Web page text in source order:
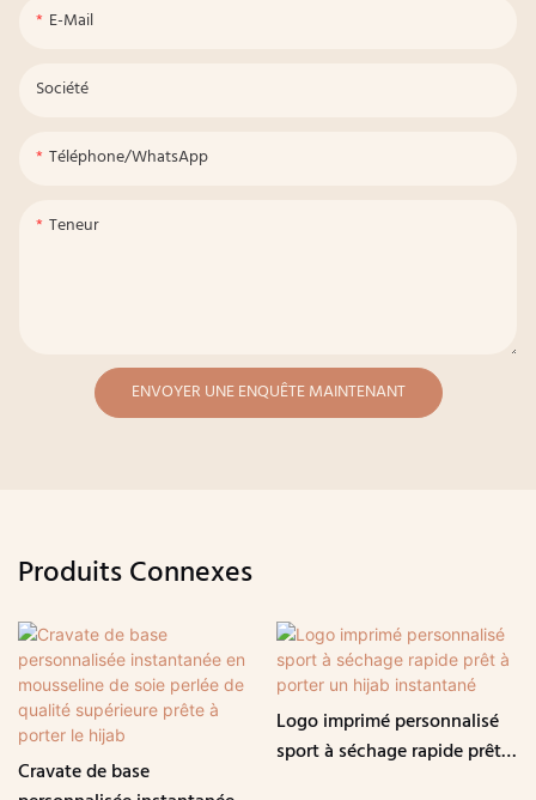
E-Mail
Société
Téléphone/WhatsApp
Teneur
ENVOYER UNE ENQUÊTE MAINTENANT
Produits Connexes
Cravate de base
Logo imprimé personnalisé
sport à séchage rapide prêt à